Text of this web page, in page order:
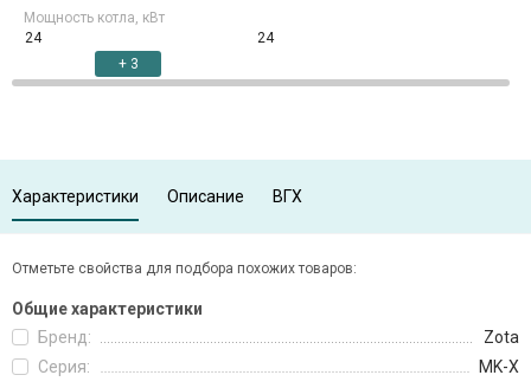
Мощность котла, кВт
24
24
+ 3
Характеристики Описание ВГХ
Отметьте свойства для подбора похожих товаров:
Общие характеристики
Бренд:
Zota
Серия:
MK-X